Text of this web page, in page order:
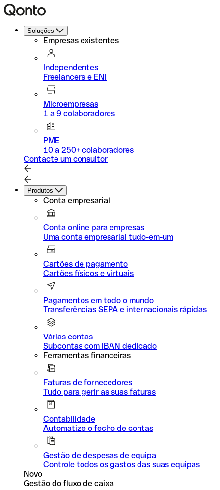
Soluções
Empresas existentes
Independentes
Freelancers e ENI
Microempresas
1 a 9 colaboradores
PME
10 a 250+ colaboradores
Contacte um consultor
Produtos
Conta empresarial
Conta online para empresas
Uma conta empresarial tudo-em-um
Cartões de pagamento
Cartões físicos e virtuais
Pagamentos em todo o mundo
Transferências SEPA e internacionais rápidas
Várias contas
Subcontas com IBAN dedicado
Ferramentas financeiras
Faturas de fornecedores
Tudo para gerir as suas faturas
Contabilidade
Automatize o fecho de contas
Gestão de despesas de equipa
Controle todos os gastos das suas equipas
Novo
Gestão do fluxo de caixa